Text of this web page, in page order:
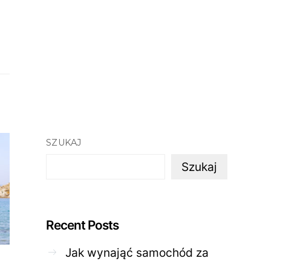
SZUKAJ
Szukaj
Recent Posts
Jak wynająć samochód za